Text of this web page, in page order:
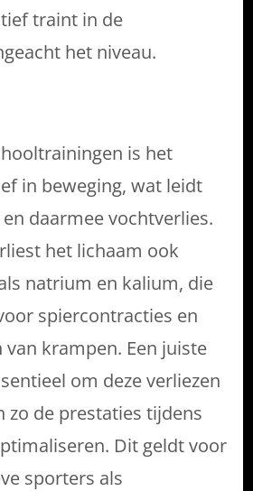
traint in de
het niveau.
is het
in beweging, wat leidt
daarmee vochtverlies.
het lichaam ook
natrium en kalium, die
spiercontracties en
krampen. Een juiste
om deze verliezen
zo de prestaties tijdens
Dit geldt voor
sporters als